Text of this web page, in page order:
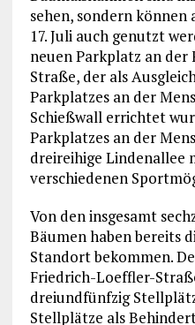
sehen, sondern können
17. Juli auch genutzt
neuen Parkplatz an
Straße, der als
Parkplatzes an der
Schießwall errichtet
Parkplatzes an der
dreireihige Lindenallee
verschiedenen
Von den insgesamt
Bäumen haben bereits
Standort bekommen.
Friedrich-Loeffler-
dreiundfünfzig
Stellplätze als